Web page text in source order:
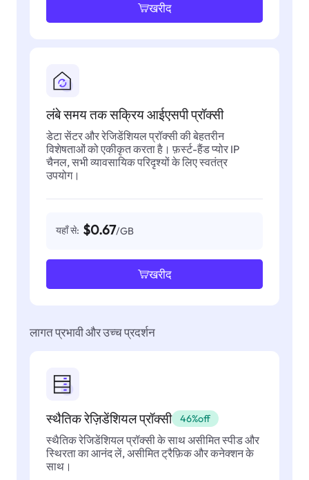
खरीद
लंबे समय तक सक्रिय आईएसपी प्रॉक्सी
डेटा सेंटर और रेजिडेंशियल प्रॉक्सी की बेहतरीन
विशेषताओं को एकीकृत करता है। फ़र्स्ट-हैंड प्योर IP
चैनल, सभी व्यावसायिक परिदृश्यों के लिए स्वतंत्र
उपयोग।
यहाँ से: $0.67/GB
खरीद
लागत प्रभावी और उच्च प्रदर्शन
स्थैतिक रेज़िडेंशियल प्रॉक्सी 46%off
स्थैतिक रेजिडेंशियल प्रॉक्सी के साथ असीमित स्पीड और
स्थिरता का आनंद लें, असीमित ट्रैफ़िक और कनेक्शन के
साथ।